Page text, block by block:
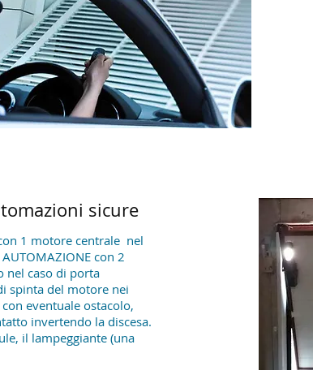
sicure
1 motore centrale nel
con 2
nel caso di porta
spinta del motore nei
eventuale ostacolo,
invertendo la discesa.
il lampeggiante (una